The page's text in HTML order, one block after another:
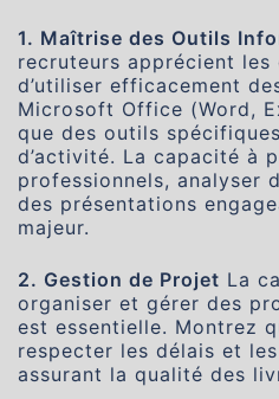
1. Maîtrise des Outils
recruteurs apprécient les
d’utiliser efficacement
Microsoft Office (Word,
que des outils
d’activité. La capacité à
professionnels, analyser
des présentations
majeur.
2. Gestion de Projet La
organiser et gérer des
est essentielle. Montrez
respecter les délais et
assurant la qualité des